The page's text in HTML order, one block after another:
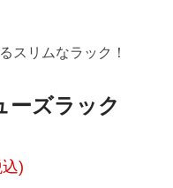
スリムなラック！
ーズラック
)